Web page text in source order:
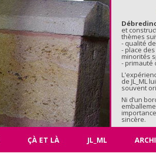
et
thèmes
- qualité
- place
minorités
- primauté
de JL_ML
souvent
Ni d’un
sincère.
Aller au
ÇÀ ET LÀ JL_ML